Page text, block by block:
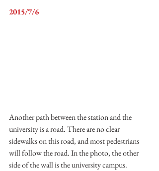
2015/7/6
Another path between the station and the
university is a road. There are no clear
sidewalks on this road, and most pedestrians
will follow the road. In the photo, the other
side of the wall is the university campus.